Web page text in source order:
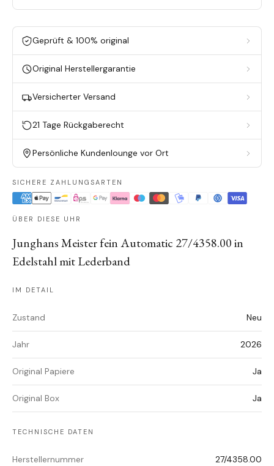
Geprüft & 100% original
Original Herstellergarantie
Versicherter Versand
21 Tage Rückgaberecht
Persönliche Kundenlounge vor Ort
SICHERE ZAHLUNGSARTEN
ÜBER DIESE UHR
Junghans Meister fein Automatic 27/4358.00 in
Edelstahl mit Lederband
IM DETAIL
Zustand Neu
Jahr 2026
Original Papiere Ja
Original Box Ja
TECHNISCHE DATEN
Herstellernummer 27/4358.00